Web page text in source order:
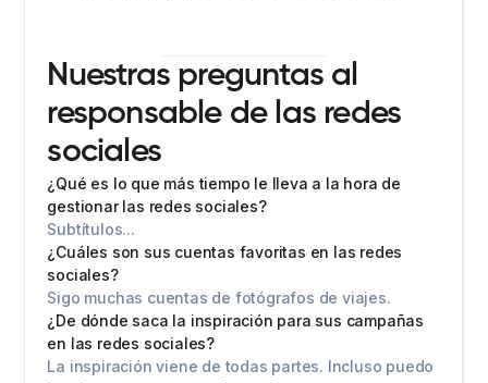
Nuestras preguntas al
responsable de las redes
sociales
¿Qué es lo que más tiempo le lleva a la hora de
gestionar las redes sociales?
Subtítulos...
¿Cuáles son sus cuentas favoritas en las redes
sociales?
Sigo muchas cuentas de fotógrafos de viajes.
¿De dónde saca la inspiración para sus campañas
en las redes sociales?
La inspiración viene de todas partes. Incluso puedo